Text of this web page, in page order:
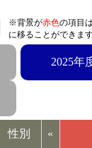
※背景が赤色の項目
に移ることができます
2025年
性別 «